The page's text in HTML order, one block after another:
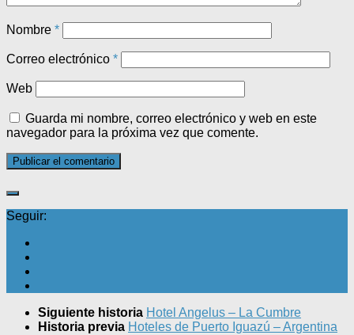
Nombre *
Correo electrónico *
Web
Guarda mi nombre, correo electrónico y web en este
navegador para la próxima vez que comente.
Seguir:
Siguiente historia Hotel Angelus – La Cumbre
Historia previa Hoteles de Puerto Iguazú – Argentina